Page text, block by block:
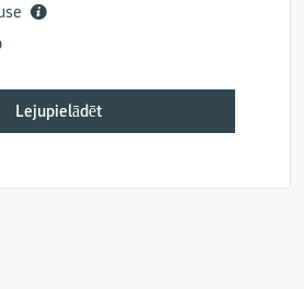
Lejupielādēt